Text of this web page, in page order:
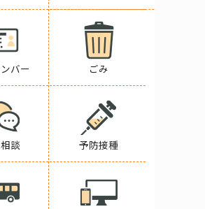
バー ごみ
談 予防接種